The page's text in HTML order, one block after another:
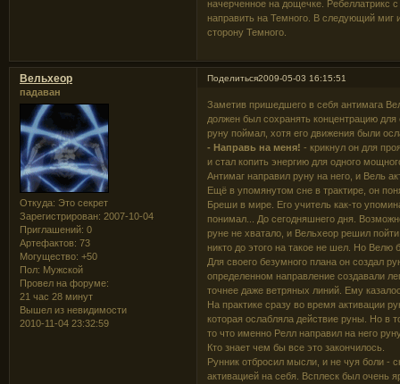
начерченное на дощечке. Ребеллатрикс
направить на Темного. В следующий миг
сторону Темного.
Поделиться2009-05-03 16:15:51
Вельхеор
падаван
Откуда: Это секрет
Зарегистрирован: 2007-10-04
Приглашений: 0
Артефактов: 73
Могущество: +50
Пол: Мужской
Провел на форуме:
21 час 28 минут
Вышел из невидимости
2010-11-04 23:32:59
Заметив пришедшего в себя антимага
должен был сохранять концентрацию
руну поймал, хотя его движения были
- Направь на меня!- крикнул он для
и стал копить энергию для одного
Антимаг направил руну на него, и Вель
Ещё в упомянутом сне в трактире, он
Бреши в мире. Его учитель как-то
понимал... До сегодняшнего дня.
руне не хватало, и Вельхеор решил
никто до этого на такое не шел. Но Велю
Для своего безумного плана он создал
определенном направление создавали
точнее даже ветряных линий. Ему
На практике сразу во время активации
которая ослабляла действие руны. Но в
то что именно Релл направил на него
Кто знает чем бы все это закончилось.
Рунник отбросил мысли, и не чуя боли -
активацией на себя. Всплеск был очень